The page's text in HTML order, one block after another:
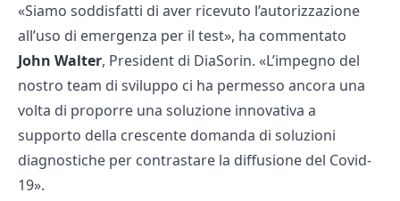
«Siamo soddisfatti di aver ricevuto l’autorizzazione
all’uso di emergenza per il test», ha commentato
John Walter, President di DiaSorin. «L’impegno del
nostro team di sviluppo ci ha permesso ancora una
volta di proporre una soluzione innovativa a
supporto della crescente domanda di soluzioni
diagnostiche per contrastare la diffusione del Covid-
19».